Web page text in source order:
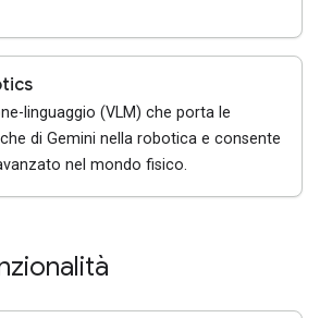
linguaggio (VLM) che porta le
di Gemini nella robotica e consente
nel mondo fisico.